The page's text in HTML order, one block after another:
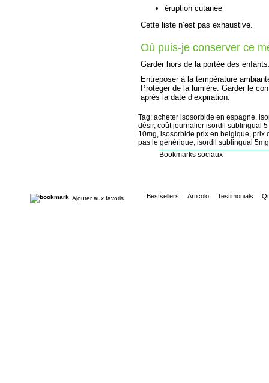
éruption cutanée
Cette liste n’est pas exhaustive.
Où puis-je conserver ce
Garder hors de la portée des
Entreposer à la température
Protéger de la lumière. Garder le
après la date d’expiration.
Tag: acheter isosorbide en espagne,
désir, coût journalier isordil sublingual
10mg, isosorbide prix en belgique,
pas le générique, isordil sublingual
Bookmarks sociaux
Ajouter aux favoris Bestsellers Articolo Testimonials